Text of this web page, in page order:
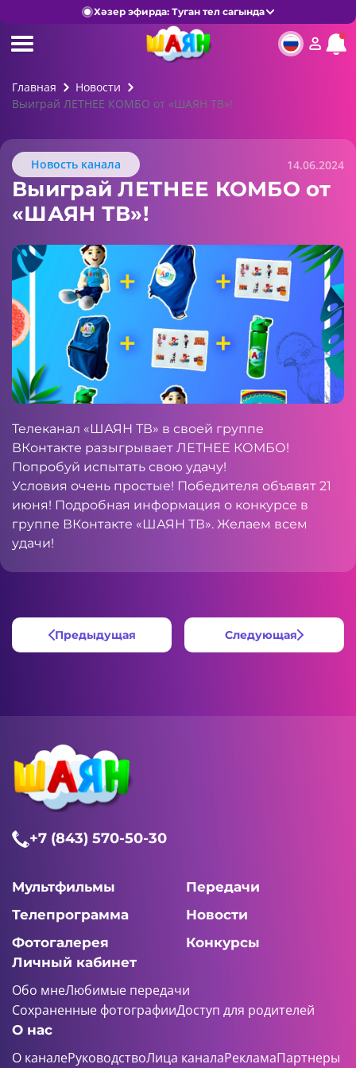
Хәзер эфирда: Туган тел сагында
Главная
Новости
Выиграй ЛЕТНЕЕ КОМБО от «ШАЯН ТВ»!
Новость канала 14.06.2024
Выиграй ЛЕТНЕЕ КОМБО от
«ШАЯН ТВ»!
Телеканал «ШАЯН ТВ» в своей группе
ВКонтакте разыгрывает ЛЕТНЕЕ КОМБО!
Попробуй испытать свою удачу!
Условия очень простые! Победителя объявят 21
июня! Подробная информация о конкурсе в
группе ВКонтакте «ШАЯН ТВ». Желаем всем
удачи!
Предыдущая Следующая
+7 (843) 570-50-30
Мультфильмы
Передачи
Телепрограмма
Новости
Фотогалерея
Конкурсы
Личный кабинет
Обо мнеЛюбимые передачи
Сохраненные фотографииДоступ для родителей
О нас
О каналеРуководствоЛица каналаРекламаПартнеры